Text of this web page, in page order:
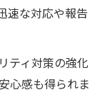
速な対応や報告
ティ対策の強化
心感も得られま